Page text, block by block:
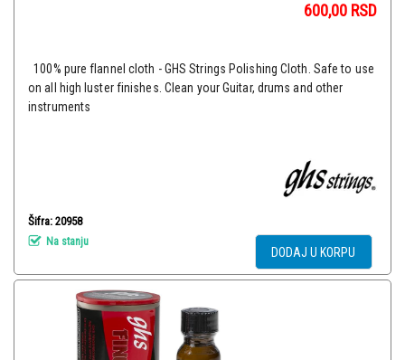
600,00 RSD
100% pure flannel cloth - GHS Strings Polishing Cloth. Safe to use
on all high luster finishes. Clean your Guitar, drums and other
instruments
Šifra: 20958
Na stanju
DODAJ U KORPU